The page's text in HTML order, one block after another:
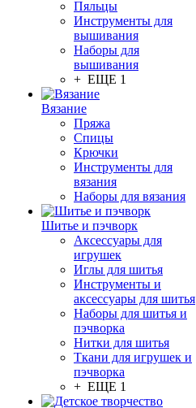
Пяльцы
Инструменты для
вышивания
Наборы для
вышивания
+ ЕЩЕ 1
Вязание
Пряжа
Спицы
Крючки
Инструменты для
вязания
Наборы для вязания
Шитье и пэчворк
Аксессуары для
игрушек
Иглы для шитья
Инструменты и
аксессуары для шитья
Наборы для шитья и
пэчворка
Нитки для шитья
Ткани для игрушек и
пэчворка
+ ЕЩЕ 1